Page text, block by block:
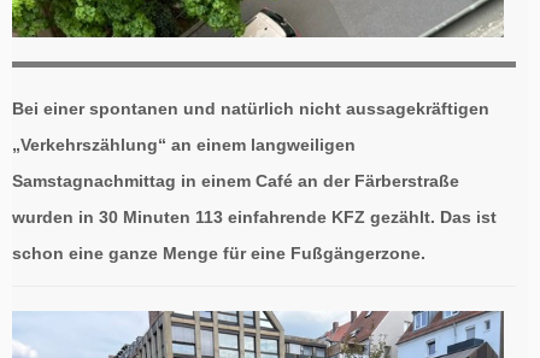
Bei einer spontanen und natürlich nicht aussagekräftigen
„Verkehrszählung“ an einem langweiligen
Samstagnachmittag in einem Café an der Färberstraße
wurden in 30 Minuten 113 einfahrende KFZ gezählt. Das ist
schon eine ganze Menge für eine Fußgängerzone.